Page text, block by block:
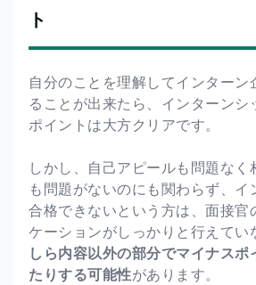
ト
自分のことを理解してインターン
ることが出来たら、インターンシ
ポイントは大方クリアです。
しかし、自己アピールも問題なく
も問題がないのにも関わらず、イ
合格できないという方は、面接官
ケーションがしっかりと行えてい
しら内容以外の部分でマイナスポ
たりする可能性があります。